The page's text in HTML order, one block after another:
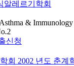
알레르기학회
& Immunology
신청
회 2002 년도 춘계